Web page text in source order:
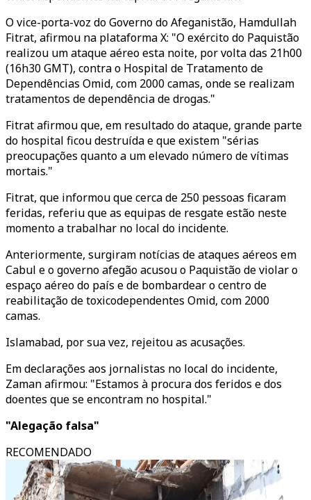
O vice-porta-voz do Governo do Afeganistão, Hamdullah
Fitrat, afirmou na plataforma X: "O exército do Paquistão
realizou um ataque aéreo esta noite, por volta das 21h00
(16h30 GMT), contra o Hospital de Tratamento de
Dependências Omid, com 2000 camas, onde se realizam
tratamentos de dependência de drogas."
Fitrat afirmou que, em resultado do ataque, grande parte
do hospital ficou destruída e que existem "sérias
preocupações quanto a um elevado número de vítimas
mortais."
Fitrat, que informou que cerca de 250 pessoas ficaram
feridas, referiu que as equipas de resgate estão neste
momento a trabalhar no local do incidente.
Anteriormente, surgiram notícias de ataques aéreos em
Cabul e o governo afegão acusou o Paquistão de violar o
espaço aéreo do país e de bombardear o centro de
reabilitação de toxicodependentes Omid, com 2000
camas.
Islamabad, por sua vez, rejeitou as acusações.
Em declarações aos jornalistas no local do incidente,
Zaman afirmou: "Estamos à procura dos feridos e dos
doentes que se encontram no hospital."
"Alegação falsa"
RECOMENDADO